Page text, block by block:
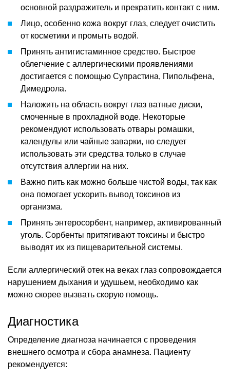
основной раздражитель и прекратить контакт с ним.
Лицо, особенно кожа вокруг глаз, следует очистить
от косметики и промыть водой.
Принять антигистаминное средство. Быстрое
облегчение с аллергическими проявлениями
достигается с помощью Супрастина, Пипольфена,
Димедрола.
Наложить на область вокруг глаз ватные диски,
смоченные в прохладной воде. Некоторые
рекомендуют использовать отвары ромашки,
календулы или чайные заварки, но следует
использовать эти средства только в случае
отсутствия аллергии на них.
Важно пить как можно больше чистой воды, так как
она помогает ускорить вывод токсинов из
организма.
Принять энтеросорбент, например, активированный
уголь. Сорбенты притягивают токсины и быстро
выводят их из пищеварительной системы.
Если аллергический отек на веках глаз сопровождается
нарушением дыхания и удушьем, необходимо как
можно скорее вызвать скорую помощь.
Диагностика
Определение диагноза начинается с проведения
внешнего осмотра и сбора анамнеза. Пациенту
рекомендуется: